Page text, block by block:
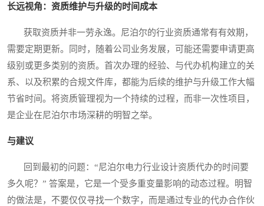
长远视角：资质维护与升级的时间成本
获取资质并非一劳永逸。尼泊尔的行业资质通常有有效期，
需要定期更新。同时，随着公司业务发展，可能还需要申请更高
级别或更多类别的资质。首次办理的经验、与代办机构建立的关
系、以及积累的合规文件库，都能为后续的维护与升级工作大幅
节省时间。将资质管理视为一个持续的过程，而非一次性项目，
是企业在尼泊尔市场深耕的明智之举。
与建议
回到最初的问题：“尼泊尔电力行业设计资质代办的时间要
多久呢？” 答案是，它是一个受多重变量影响的动态过程。明智
的做法是，不要仅仅寻找一个数字，而是通过专业的代办合作伙